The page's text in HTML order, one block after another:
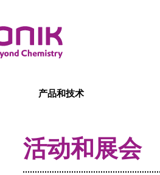
产品和技术
活动和展会